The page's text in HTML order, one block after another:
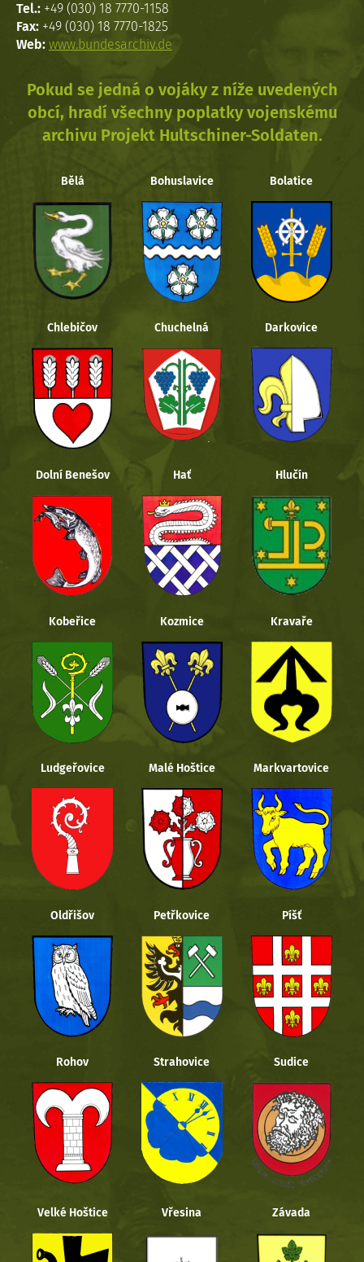
Tel.: +49 (030) 18 7770-1158
Fax: +49 (030) 18 7770-1825
Web: www.bundesarchiv.de
Pokud se jedná o vojáky z níže uvedených
obcí, hradí všechny poplatky vojenskému
archivu Projekt Hultschiner-Soldaten.
Bělá Bohuslavice Bolatice
Chlebičov Chuchelná Darkovice
Dolní Benešov Hať Hlučín
Kobeřice Kozmice Kravaře
Ludgeřovice Malé Hoštice Markvartovice
Oldřišov Petřkovice Píšť
Rohov Strahovice Sudice
Velké Hoštice Vřesina Závada